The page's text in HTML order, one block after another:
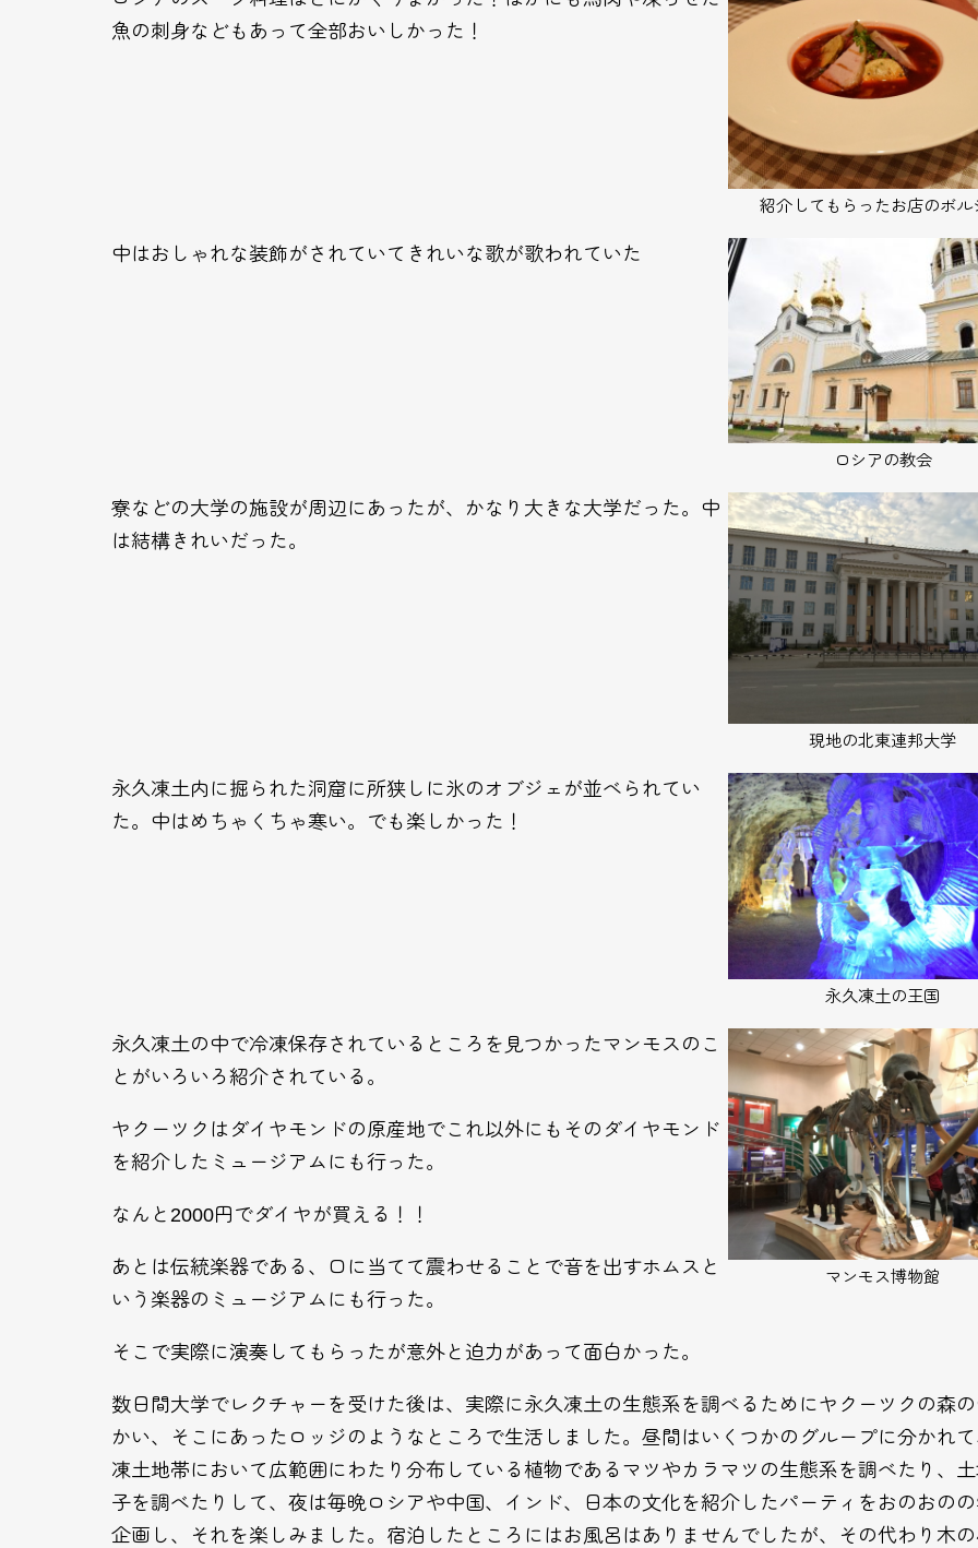
魚の刺身などもあって全部おいしかった！
紹介してもらったお店のボル
中はおしゃれな装飾がされていてきれいな歌が歌われていた
ロシアの教会
寮などの大学の施設が周辺にあったが、かなり大きな大学だった。中
は結構きれいだった。
現地の北東連邦大学
永久凍土内に掘られた洞窟に所狭しに氷のオブジェが並べられてい
た。中はめちゃくちゃ寒い。でも楽しかった！
永久凍土の王国
永久凍土の中で冷凍保存されているところを見つかったマンモスのこ
とがいろいろ紹介されている。
ヤクーツクはダイヤモンドの原産地でこれ以外にもそのダイヤモンド
を紹介したミュージアムにも行った。
なんと2000円でダイヤが買える！！
あとは伝統楽器である、口に当てて震わせることで音を出すホムスと
いう楽器のミュージアムにも行った。
そこで実際に演奏してもらったが意外と迫力があって面白かった。
マンモス博物館
数日間大学でレクチャーを受けた後は、実際に永久凍土の生態系を調べるためにヤクーツクの森
かい、そこにあったロッジのようなところで生活しました。昼間はいくつかのグループに分かれ
凍土地帯において広範囲にわたり分布している植物であるマツやカラマツの生態系を調べたり、
子を調べたりして、夜は毎晩ロシアや中国、インド、日本の文化を紹介したパーティをおのおの
企画し、それを楽しみました。宿泊したところにはお風呂はありませんでしたが、その代わり木